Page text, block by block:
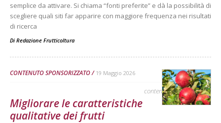
semplice da attivare. Si chiama “fonti preferite” e dà la possibilità di
scegliere quali siti far apparire con maggiore frequenza nei risultati
di ricerca
Di Redazione Frutticoltura
CONTENUTO SPONSORIZZATO 19 Maggio 2026
contenuto sponsorizzato
Migliorare le caratteristiche
qualitative dei frutti